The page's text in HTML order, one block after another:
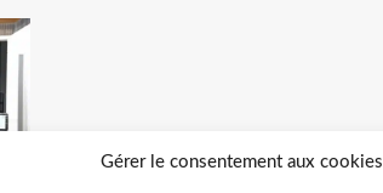
Gérer le consentement aux cookies